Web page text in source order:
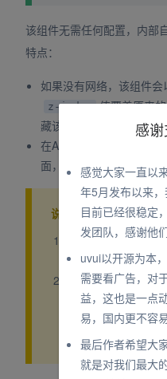
该组件无需任何配置，内部
特点：
如果没有网络，该组件会
z-index 值覆盖原来
藏该组件，实现自动化
在APP上，嵌入了5+接
面，方便用户进行网络相
说明
应用有网络时，是
功能，请关闭手机
由于普通的组件无
适用那些有 video
的页面，可以自行
修改
感
感觉大家一直以
年5月发布以来，
目前已经很稳定
发团队，感谢他们
uvui以开源为本
需要看广告，对
益，这也是一点
易，国内更不容
最后作者希望大
就是对我们最大